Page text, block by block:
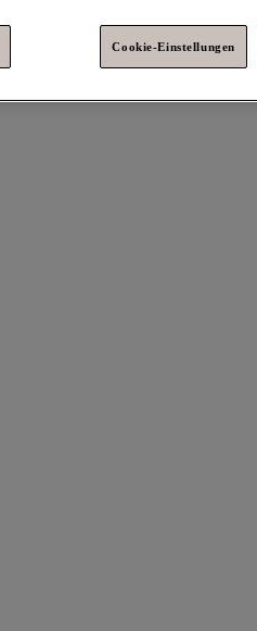
Cookie-Einstellungen